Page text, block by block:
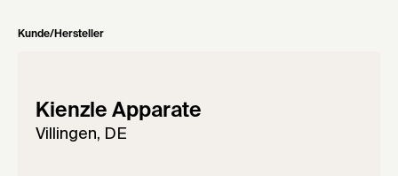
Kunde/Hersteller
Kienzle Apparate
Villingen, DE